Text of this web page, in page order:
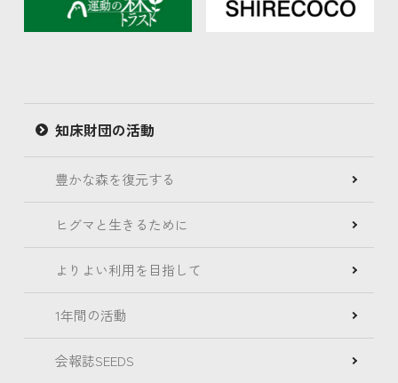
知床財団の活動
豊かな森を復元する
ヒグマと生きるために
よりよい利用を目指して
1年間の活動
会報誌SEEDS